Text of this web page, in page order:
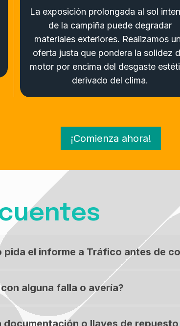
La exposición prolongada al sol
de la campiña puede degradar
materiales exteriores. Realizamos
oferta justa que pondera la solidez
motor por encima del desgaste
derivado del clima.
¡Comienza ahora!
pida el informe a Tráfico antes de
alguna falla o avería?
documentación o llaves de